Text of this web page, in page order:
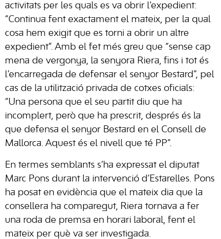
activitats per les quals es va obrir l’expedient:
“Continua fent exactament el mateix, per la qual
cosa hem exigit que es torni a obrir un altre
expedient”. Amb el fet més greu que “sense cap
mena de vergonya, la senyora Riera, fins i tot és
l’encarregada de defensar el senyor Bestard”, pel
cas de la utilització privada de cotxes oficials:
“Una persona que el seu partit diu que ha
incomplert, però que ha prescrit, després és la
que defensa el senyor Bestard en el Consell de
Mallorca. Aquest és el nivell que té PP”.
En termes semblants s’ha expressat el diputat
Marc Pons durant la intervenció d’Estarelles. Pons
ha posat en evidència que el mateix dia que la
consellera ha comparegut, Riera tornava a fer
una roda de premsa en horari laboral, fent el
mateix per què va ser investigada.